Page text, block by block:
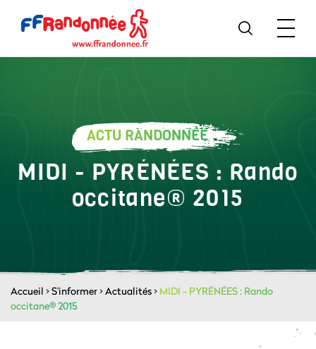
ACTU RANDONNÉE
MIDI - PYRÉNÉES : Rando
occitane® 2015
Accueil >S'informer>Actualités> MIDI - PYRÉNÉES : Rando
occitane® 2015